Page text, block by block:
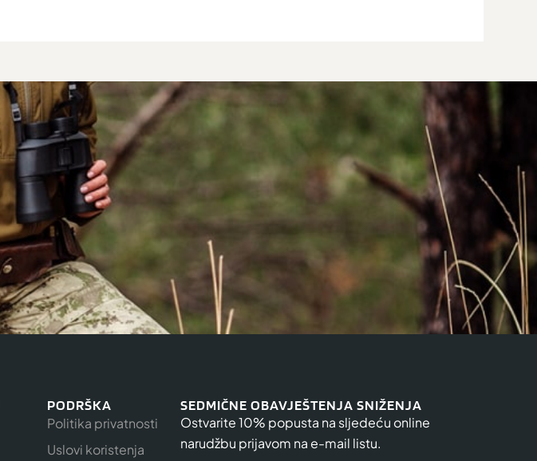
PODRŠKA
Politika privatnosti
Uslovi koristenja
SEDMIČNE OBAVJEŠTENJA SNIŽENJA
Ostvarite 10% popusta na sljedeću online
narudžbu prijavom na e-mail listu.